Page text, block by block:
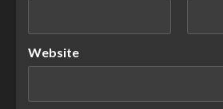
Website